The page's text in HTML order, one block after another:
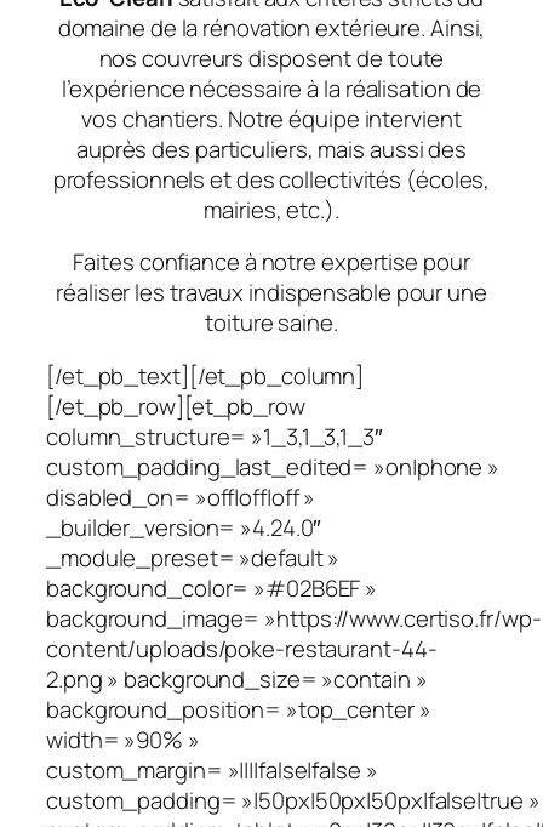
domaine de la rénovation extérieure. Ainsi,
nos couvreurs disposent de toute
l’expérience nécessaire à la réalisation de
vos chantiers. Notre équipe intervient
auprès des particuliers, mais aussi des
professionnels et des collectivités (écoles,
mairies, etc.).
Faites confiance à notre expertise pour
réaliser les travaux indispensable pour une
toiture saine.
[/et_pb_text][/et_pb_column]
[/et_pb_row][et_pb_row
column_structure= »1_3,1_3,1_3″
custom_padding_last_edited= »on|phone »
disabled_on= »off|off|off »
_builder_version= »4.24.0″
_module_preset= »default »
background_color= »#02B6EF »
background_image= »https://www.certiso.fr/wp-
content/uploads/poke-restaurant-44-
2.png » background_size= »contain »
background_position= »top_center »
width= »90% »
custom_margin= »||||false|false »
custom_padding= »|50px|50px|50px|false|true »